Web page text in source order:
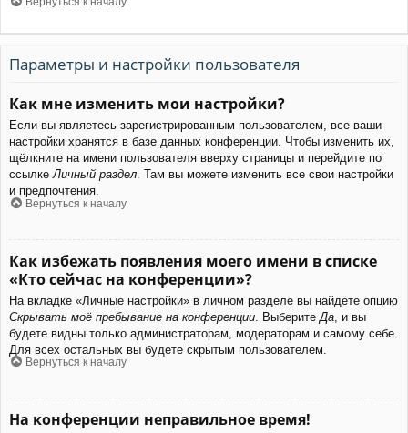
Параметры и настройки пользователя
Как мне изменить мои настройки?
Если вы являетесь зарегистрированным пользователем, все ваши
настройки хранятся в базе данных конференции. Чтобы изменить их,
щёлкните на имени пользователя вверху страницы и перейдите по
ссылкеЛичный раздел. Там вы можете изменить все свои настройки
и предпочтения.
Вернуться к началу
Как избежать появления моего имени в списке
«Кто сейчас на конференции»?
На вкладке «Личные настройки» в личном разделе вы найдёте опцию
Скрывать моё пребывание на конференции . Выберите Да , и вы
будете видны только администраторам, модераторам и самому себе.
Для всех остальных вы будете скрытым пользователем.
Вернуться к началу
На конференции неправильное время!